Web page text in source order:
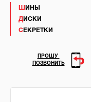
ШИНЫ
ДИСКИ
СЕКРЕТКИ
ПРОШУ
ПОЗВОНИТЬ